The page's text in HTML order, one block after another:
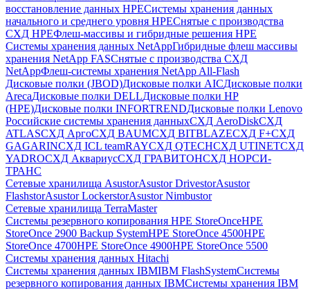
восстановление данных HPEСистемы хранения данных
начального и среднего уровня HPEСнятые с производства
СХД HPEФлеш-массивы и гибридные решения HPE
Cистемы хранения данных NetAppГибридные флеш массивы
хранения NetApp FASСнятые с производства СХД
NetAppФлеш-системы хранения NetApp All-Flash
Дисковые полки (JBOD)Дисковые полки AICДисковые полки
ArecaДисковые полки DELLДисковые полки HP
(HPE)Дисковые полки INFORTRENDДисковые полки Lenovo
Российские системы хранения данныхСХД AeroDiskСХД
ATLASСХД AргоСХД BAUMСХД BITBLAZEСХД F+СХД
GAGARINСХД ICL teamRAYСХД QTECHСХД UTINETСХД
YADROСХД АквариусСХД ГРАВИТОНСХД НОРСИ-
ТРАНС
Сетевые хранилища AsustorAsustor DrivestorAsustor
FlashstorAsustor LockerstorAsustor Nimbustor
Сетевые хранилища TerraMaster
Системы резервного копирования HPE StoreOnceHPE
StoreOnce 2900 Backup SystemHPE StoreOnce 4500HPE
StoreOnce 4700HPE StoreOnce 4900HPE StoreOnce 5500
Системы хранения данных Hitachi
Системы хранения данных IBMIBM FlashSystemСистемы
резервного копирования данных IBMСистемы хранения IBM